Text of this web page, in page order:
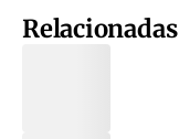
Relacionadas